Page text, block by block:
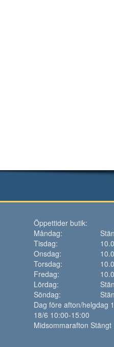
Öppettider butik:
Måndag:
Tisdag:
Onsdag:
Torsdag:
Fredag:
Lördag:
Söndag:
Dag före afton/helgdag
18/6 10:00-15:00
Midsommarafton Stängt